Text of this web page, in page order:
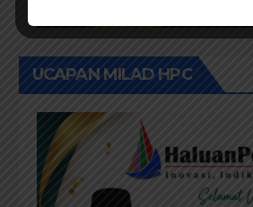
UCAPAN MILAD HPC